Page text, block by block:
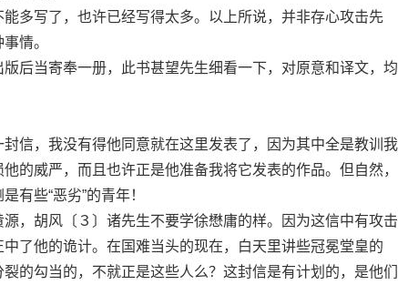
写了，也许已经写得太多。以上所说，并非存心攻击先
情。
当寄奉一册，此书甚望先生细看一下，对原意和译文，均
，我没有得他同意就在这里发表了，因为其中全是教训我
的威严，而且也许正是他准备我将它发表的作品。但自然，
有些“恶劣”的青年！
胡风〔３〕诸先生不要学徐懋庸的样。因为这信中有攻击
了他的诡计。在国难当头的现在，白天里讲些冠冕堂皇的
的勾当的，不就正是这些人么？这封信是有计划的，是他们